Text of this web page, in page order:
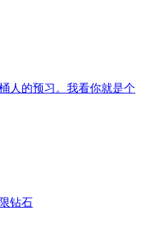
人的预习。我看你就是个
钻石